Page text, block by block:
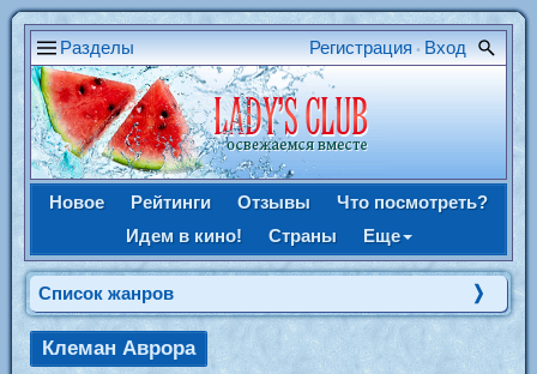
Разделы Регистрация • Вход
Новое Рейтинги Отзывы
Что посмотреть?
Идем в кино!
Страны Еще
Список жанров
Клеман Аврора